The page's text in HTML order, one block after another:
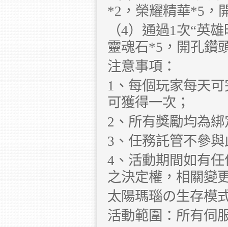
*2，榮耀精華*5，
（4）通過1次“英
靈魂石*5，開孔鑽
注意事項：
1、每個玩家每天
可獲得一次；
2、所有獎勵均為綁
3、任務託管不參
4、活動期間如有
之決定權，相關變
太陽瑪瑙の生存模
活動範圍：所有伺